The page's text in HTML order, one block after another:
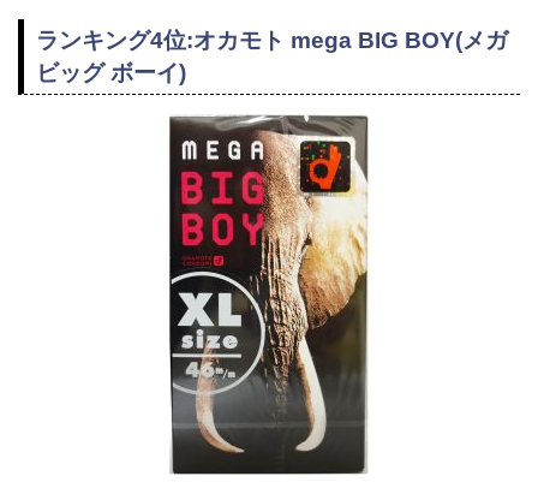
ランキング4位:オカモト mega BIG BOY(メガ
ビッグ ボーイ)